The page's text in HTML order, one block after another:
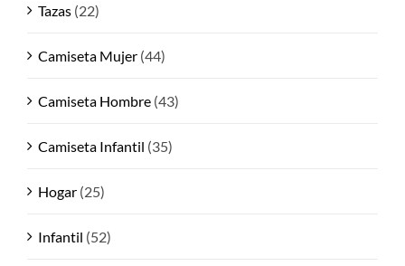
Tazas (22)
Camiseta Mujer (44)
Camiseta Hombre (43)
Camiseta Infantil (35)
Hogar (25)
Infantil (52)